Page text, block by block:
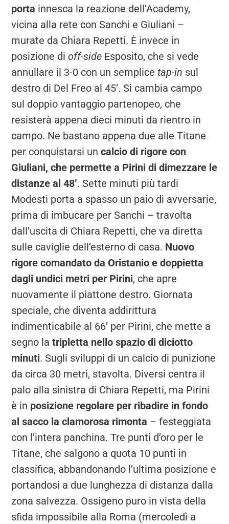
porta innesca la reazione dell’Academy,
vicina alla rete con Sanchi e Giuliani –
murate da Chiara Repetti. È invece in
posizione dioff-side Esposito, che si vede
annullare il 3-0 con un semplicetap-in sul
destro di Del Freo al 45’. Si cambia campo
sul doppio vantaggio partenopeo, che
resisterà appena dieci minuti da rientro in
campo. Ne bastano appena due alle Titane
per conquistarsi uncalcio di rigore con
Giuliani, che permette a Pirini di dimezzare le
distanze al 48’. Sette minuti più tardi
Modesti porta a spasso un paio di avversarie,
prima di imbucare per Sanchi – travolta
dall’uscita di Chiara Repetti, che va diretta
sulle caviglie dell’esterno di casa. Nuovo
rigore comandato da Oristanio e doppietta
dagli undici metri per Pirini, che apre
nuovamente il piattone destro. Giornata
speciale, che diventa addirittura
indimenticabile al 66’ per Pirini, che mette a
segno latripletta nello spazio di diciotto
minuti. Sugli sviluppi di un calcio di punizione
da circa 30 metri, stavolta. Diversi centra il
palo alla sinistra di Chiara Repetti, ma Pirini
è in posizione regolare per ribadire in fondo
al sacco la clamorosa rimonta – festeggiata
con l’intera panchina. Tre punti d’oro per le
Titane, che salgono a quota 10 punti in
classifica, abbandonando l’ultima posizione e
portandosi a due lunghezza di distanza dalla
zona salvezza. Ossigeno puro in vista della
sfida impossibile alla Roma (mercoledì a